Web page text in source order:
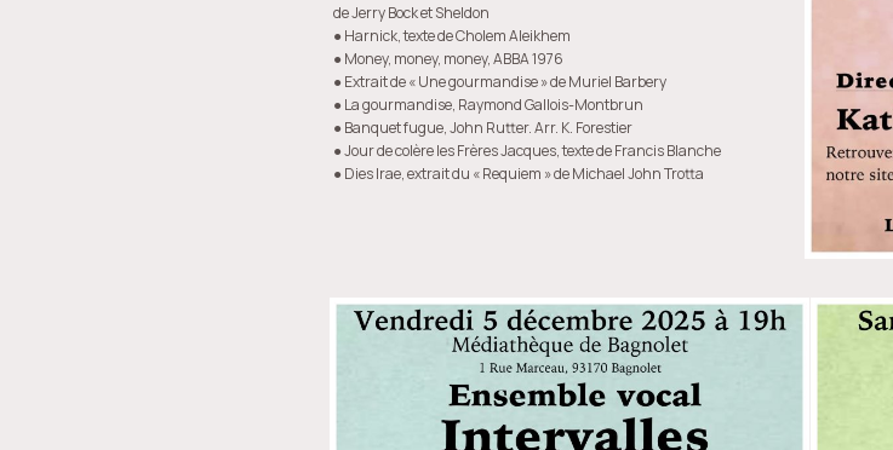
de Jerry Bock et Sheldon
● Harnick, texte de Cholem Aleikhem
● Money, money, money, ABBA 1976
● Extrait de « Une gourmandise » de Muriel Barbery
● La gourmandise, Raymond Gallois-Montbrun
● Banquet fugue, John Rutter. Arr. K. Forestier
● Jour de colère les Frères Jacques, texte de Francis Blanche
● Dies Irae, extrait du « Requiem » de Michael John Trotta